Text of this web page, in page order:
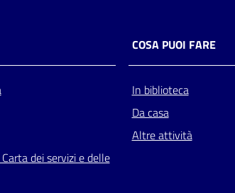
dei servizi e delle
COSA PUOI FARE
In biblioteca
Da casa
Altre attività